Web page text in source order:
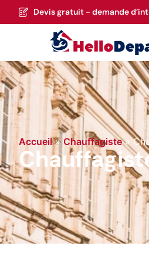
Devis gratuit - demande
Accueil» Chauffagiste»